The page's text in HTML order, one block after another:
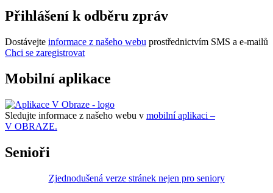
Přihlášení k odběru zpráv
Dostávejte informace z našeho webu prostřednictvím SMS a e-mailů
Chci se zaregistrovat
Mobilní aplikace
Sledujte informace z našeho webu v mobilní aplikaci –
V OBRAZE.
Senioři
Zjednodušená verze stránek nejen pro seniory